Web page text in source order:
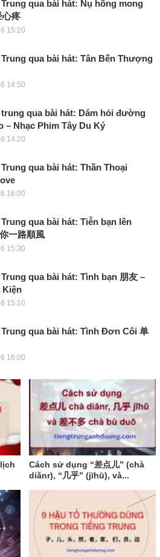
qua bài hát: Nụ hồng mong
心疼
15:20
qua bài hát: Tân Bến Thượng
14:50
qua bài hát: Dám hỏi đường
– Nhạc Phim Tây Du Ký
14:20
qua bài hát: Thần Thoại
16:00
qua bài hát: Tiễn bạn lên
一路順風
15:30
qua bài hát: Tình bạn 朋友 –
Kiện
15:10
qua bài hát: Tình Đơn Côi 单
16:00
Cách sử dụng “差点儿” (chà
diǎnr), “几乎” (jīhū), và...